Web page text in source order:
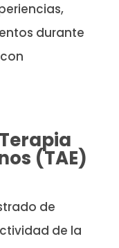
durante
(TAE)
de
de la